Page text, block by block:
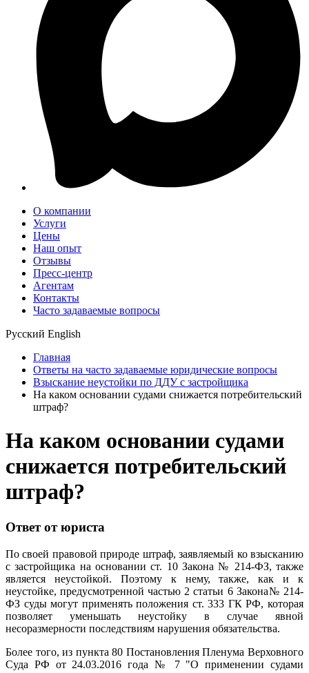
О компании
Услуги
Цены
Наш опыт
Отзывы
Пресс-центр
Агентам
Контакты
Часто задаваемые вопросы
Русский English
Главная
Ответы на часто задаваемые юридические вопросы
Взыскание неустойки по ДДУ с застройщика
На каком основании судами снижается потребительский
штраф?
На каком основании судами
снижается потребительский
штраф?
Ответ от юриста
По своей правовой природе штраф, заявляемый ко взысканию
с застройщика на основании ст. 10 Закона № 214-ФЗ, также
является неустойкой. Поэтому к нему, также, как и к
неустойке, предусмотренной частью 2 статьи 6 Закона№ 214-
ФЗ суды могут применять положения ст. 333 ГК РФ, которая
позволяет уменьшать неустойку в случае явной
несоразмерности последствиям нарушения обязательства.
Более того, из пункта 80 Постановления Пленума Верховного
Суда РФ от 24.03.2016 года № 7 "О применении судами